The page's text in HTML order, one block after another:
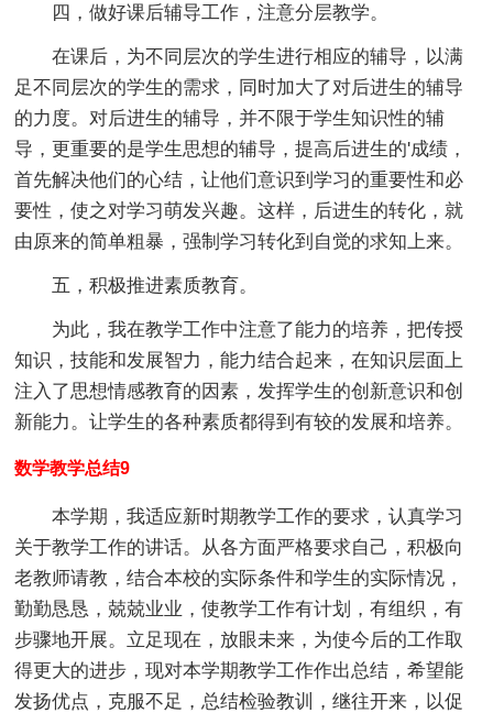
四，做好课后辅导工作，注意分层教学。
在课后，为不同层次的学生进行相应的辅导，以满
足不同层次的学生的需求，同时加大了对后进生的辅导
的力度。对后进生的辅导，并不限于学生知识性的辅
导，更重要的是学生思想的辅导，提高后进生的'成绩，
首先解决他们的心结，让他们意识到学习的重要性和必
要性，使之对学习萌发兴趣。这样，后进生的转化，就
由原来的简单粗暴，强制学习转化到自觉的求知上来。
五，积极推进素质教育。
为此，我在教学工作中注意了能力的培养，把传授
知识，技能和发展智力，能力结合起来，在知识层面上
注入了思想情感教育的因素，发挥学生的创新意识和创
新能力。让学生的各种素质都得到有较的发展和培养。
数学教学总结9
本学期，我适应新时期教学工作的要求，认真学习
关于教学工作的讲话。从各方面严格要求自己，积极向
老教师请教，结合本校的实际条件和学生的实际情况，
勤勤恳恳，兢兢业业，使教学工作有计划，有组织，有
步骤地开展。立足现在，放眼未来，为使今后的工作取
得更大的进步，现对本学期教学工作作出总结，希望能
发扬优点，克服不足，总结检验教训，继往开来，以促